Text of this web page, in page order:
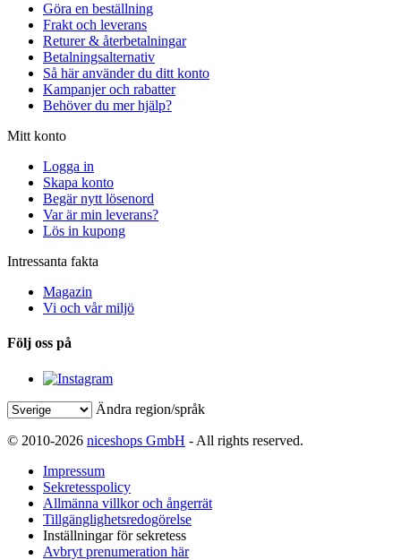
Göra en beställning
Frakt och leverans
Returer & återbetalningar
Betalningsalternativ
Så här använder du ditt konto
Kampanjer och rabatter
Behöver du mer hjälp?
Mitt konto
Logga in
Skapa konto
Begär nytt lösenord
Var är min leverans?
Lös in kupong
Intressanta fakta
Magazin
Vi och vår miljö
Följ oss på
Ändra region/språk
© 2010-2026 niceshops GmbH - All rights reserved.
Impressum
Sekretesspolicy
Allmänna villkor och ångerrät
Tillgänglighetsredogörelse
Inställningar för sekretess
Avbryt prenumeration här